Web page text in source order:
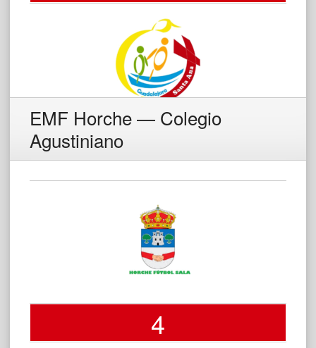
EMF Horche — Colegio
Agustiniano
4